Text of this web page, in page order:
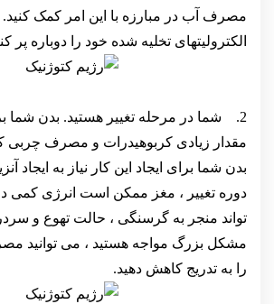
مصرف آب در مبارزه با این امر کمک کنید.
الکترولیتهای تخلیه شده خود را دوباره پر
2. شما در مرحله تغییر هستید. بدن شما
مقدار زیادی کربوهیدرات و مصرف
بدن شما برای ایجاد این کار نیاز به ایجاد
دوره تغییر ، مغز ممکن است انرژی کمی
تواند منجر به گرسنگی ، حالت تهوع و
مشکل بزرگ مواجه هستید ، می توانید
را به تدریج کاهش دهید.